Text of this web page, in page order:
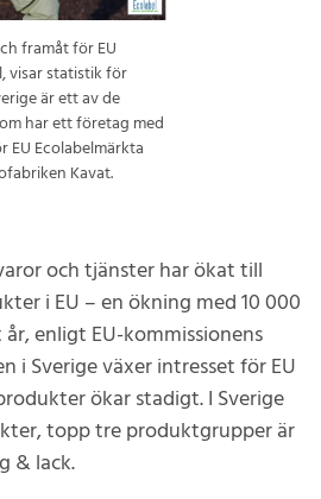
framåt för EU
visar statistik för
är ett av de
har ett företag med
EU Ecolabelmärkta
Kavat.
och tjänster har ökat till
i EU – en ökning med 10 000
enligt EU-kommissionens
i Sverige växer intresset för EU
ökar stadigt. I Sverige
topp tre produktgrupper är
& lack.